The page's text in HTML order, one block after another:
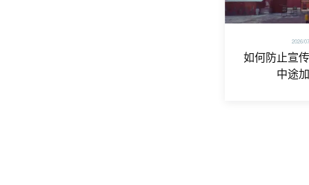
2026/
如何防止宣
中途